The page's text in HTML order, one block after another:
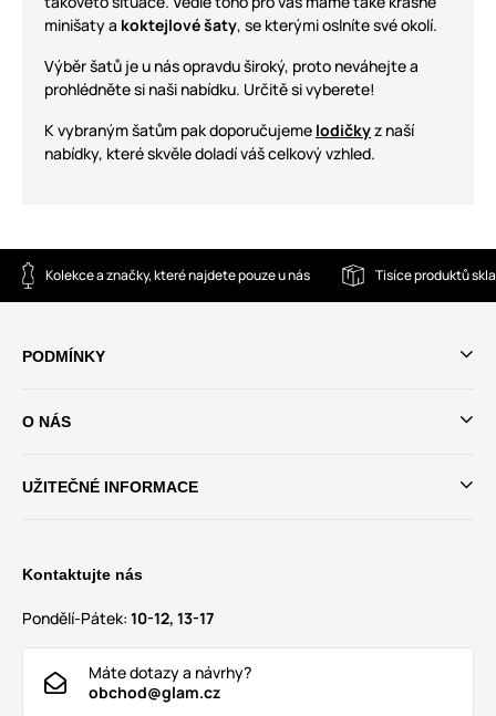
minišaty a koktejlové šaty, se kterými oslníte své okolí.
Výběr šatů je u nás opravdu široký, proto neváhejte a
prohlédněte si naši nabídku. Určitě si vyberete!
K vybraným šatům pak doporučujeme lodičkyz naší
nabídky, které skvěle doladí váš celkový vzhled.
Kolekce a značky, které najdete pouze u nás Tisíce produktů
PODMÍNKY
O NÁS
UŽITEČNÉ INFORMACE
Kontaktujte nás
Pondělí-Pátek: 10-12, 13-17
Máte dotazy a návrhy?
obchod@glam.cz